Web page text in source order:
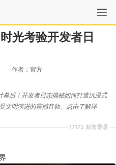
光考验开发者日
作者：官方
17173 新闻导语
后！开发者日志揭秘如何打造沉浸式
文明演进的震撼音轨。点击了解详